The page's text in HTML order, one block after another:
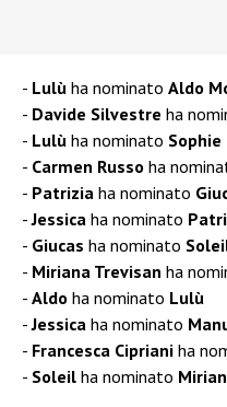
Lulù ha nominato Aldo
Davide Silvestre ha
Lulù ha nominato Sophie
Carmen Russo ha
Patrizia ha nominato
Jessica ha nominato
Giucas ha nominato
Miriana Trevisan ha
Aldo ha nominato Lulù
Jessica ha nominato
Francesca Cipriani ha
Soleil ha nominato